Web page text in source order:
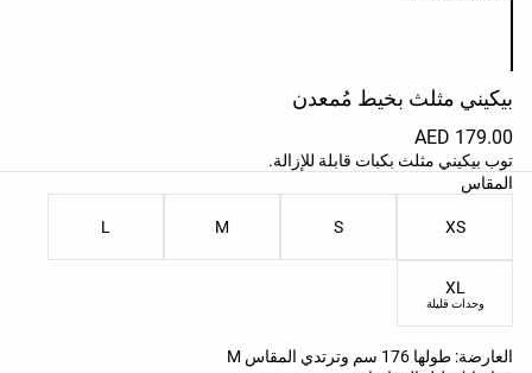
بيكيني مثلث بخيط مُمعدن
179.00 AED
توب بيكيني مثلث بكبات قابلة للإزالة.
المقاس
قائمة مقاسات المنتج
XS
S
M
L
XL
وحدات قليلة
العارضة: طولها 176 سم وترتدي المقاس M